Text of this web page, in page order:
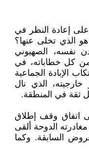
على إعادة النظر في
الذي تخلى عنها؟
نفسه، الصهيوني
كل خطاباته، في
الإبادة الجماعية
خارجيته، الذي نال
ثقة في المنطقة.
اتفاق وقف إطلاق
مغادرته الدوحة ألقى
السابقة. وكما